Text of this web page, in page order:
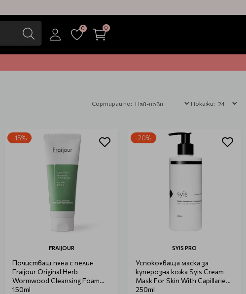
0 0
Сортирай по: Покажи:
-15%
FRAIJOUR
Почистващ пяна с пелин
Fraijour Original Herb
Wormwood Cleansing Foam
150ml
-20%
SYIS PRO
Успокояваща маска за
куперозна кожа Syis Cream
Mask For Skin With Capillaries
250ml